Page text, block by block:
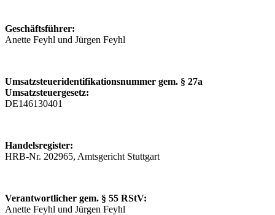
Geschäftsführer:
Anette Feyhl und Jürgen Feyhl
Umsatzsteueridentifikationsnummer gem. § 27a
Umsatzsteuergesetz:
DE146130401
Handelsregister:
HRB-Nr. 202965, Amtsgericht Stuttgart
Verantwortlicher gem. § 55 RStV:
Anette Feyhl und Jürgen Feyhl